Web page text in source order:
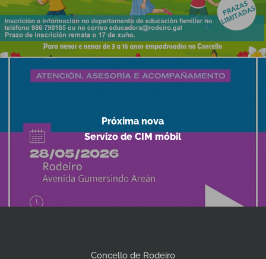
Próxima nova
Servizo de CIM móbil
Concello de Rodeiro